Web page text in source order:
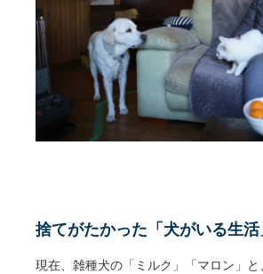
捨てがたかった「犬がいる生活
現在、雑種犬の「ミルク」「マロン」